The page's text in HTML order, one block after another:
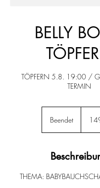
BELLY
TÖPFERN 5.8. 19:00 /
TERMIN
BeendetB
d
t
THEMA: